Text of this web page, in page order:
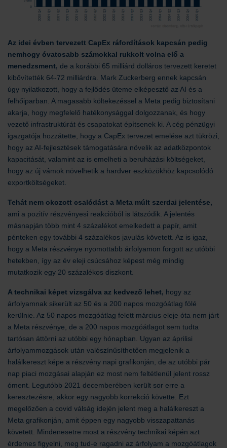
Az idei évben tervezett CapEx ráfordítások kapcsán pedig
nemhogy óvatosabb számokkal rukkolt volna elő a
menedzsment, de a korábbi 65 milliárd dolláros tervezett keretet
kibővítették 64-72 milliárdra. Mark Zuckerberg ennek kapcsán
úgy nyilatkozott, hogy a fejlődés üteme elképesztő az AI és a
felhőiparban. A magasabb költekezéssel a Meta pedig biztosítani
akarja, hogy megfelelő hatékonysággal dolgozzanak, és hogy
vezető infrastruktúrát és csapatokat építsenek ki. A cég pénzügyi
igazgatója hozzátette, hogy a CapEx tervezet emelése azt tükrözi,
hogy az AI-fejlesztések támogatására növelik az adatközpontok
kapacitását, valamint az is emelheti a beruházási költségeket,
hogy az új vámok növelhetik a hardver eszközökhöz kapcsolódó
exportköltségeket.
Tehát nem okozott csalódást a Meta múlt szerdai jelentése,
ami a pozitív részvényesi reakcióból is látszódik. A jelentés
másnapján több mint 4 százalékot emelkedett a papír, amit
pénteken egy további 4 százalékos javulás követett. Az is igaz,
hogy a Meta részvénye nyomottabb árfolyamon forgott az utóbbi
hetekben, így az év eleji csúcsához képest még mindig
mutatkozik egy 20 százalékos diszkont.
A technikai képet vizsgálva az kedvező lehet, hogy az
árfolyamnak sikerült az 50 és a 200 napos mozgóátlag fölé
kerülnie. Az 50 napos mozgóátlag felett március eleje óta nem járt
a Meta részvénye, de a 200 napos mozgóátlagot sem tudta
tartósan áttörni az utóbbi egy hónapban. Ugyan az áprilisi
árfolyammozgások után valószínűsíthetően megjelenik a
halálkereszt képe a részvény napi grafikonján, de az utóbbi pár
nap piaci mozgásai alapján ez most nem feltétlenül jelent rossz
óment. Legutóbb 2021 decemberében került sor erre a
keresztezésre, akkor egy nagyobb korrekció követte. Ezt
megelőzően a covid válság idején jelent meg a halálkereszt a
Meta grafikonján, amit éppen egy nagyobb visszapattanás
követett. Mindenesetre most a részvény technikai képén azt
érdemes figyelni, meg tud-e ragadni az árfolyam a mozgóátlagok